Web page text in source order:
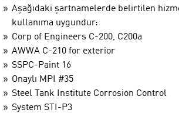
Aşağıdaki şartnamelerde belirtilen
kullanıma uygundur:
Corp of Engineers C-200, C200a
AWWA C-210 for exterior
SSPC-Paint 16
Onaylı MPI #35
Steel Tank Institute Corrosion Control
System STI-P3